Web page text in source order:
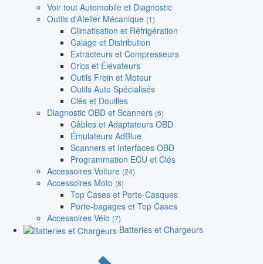
Voir tout Automobile et Diagnostic
Outils d'Atelier Mécanique (1)
Climatisation et Réfrigération
Calage et Distribution
Extracteurs et Compresseurs
Crics et Élévateurs
Outils Frein et Moteur
Outils Auto Spécialisés
Clés et Douilles
Diagnostic OBD et Scanners (6)
Câbles et Adaptateurs OBD
Émulateurs AdBlue
Scanners et Interfaces OBD
Programmation ECU et Clés
Accessoires Voiture (24)
Accessoires Moto (8)
Top Cases et Porte-Casques
Porte-bagages et Top Cases
Accessoires Vélo (7)
Batteries et Chargeurs